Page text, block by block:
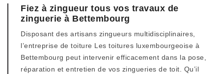
Fiez à zingueur tous vos travaux de
zinguerie à Bettembourg
Disposant des artisans zingueurs multidisciplinaires,
l’entreprise de toiture Les toitures luxembourgeoise à
Bettembourg peut intervenir efficacement dans la pose,
réparation et entretien de vos zingueries de toit. Qu’il